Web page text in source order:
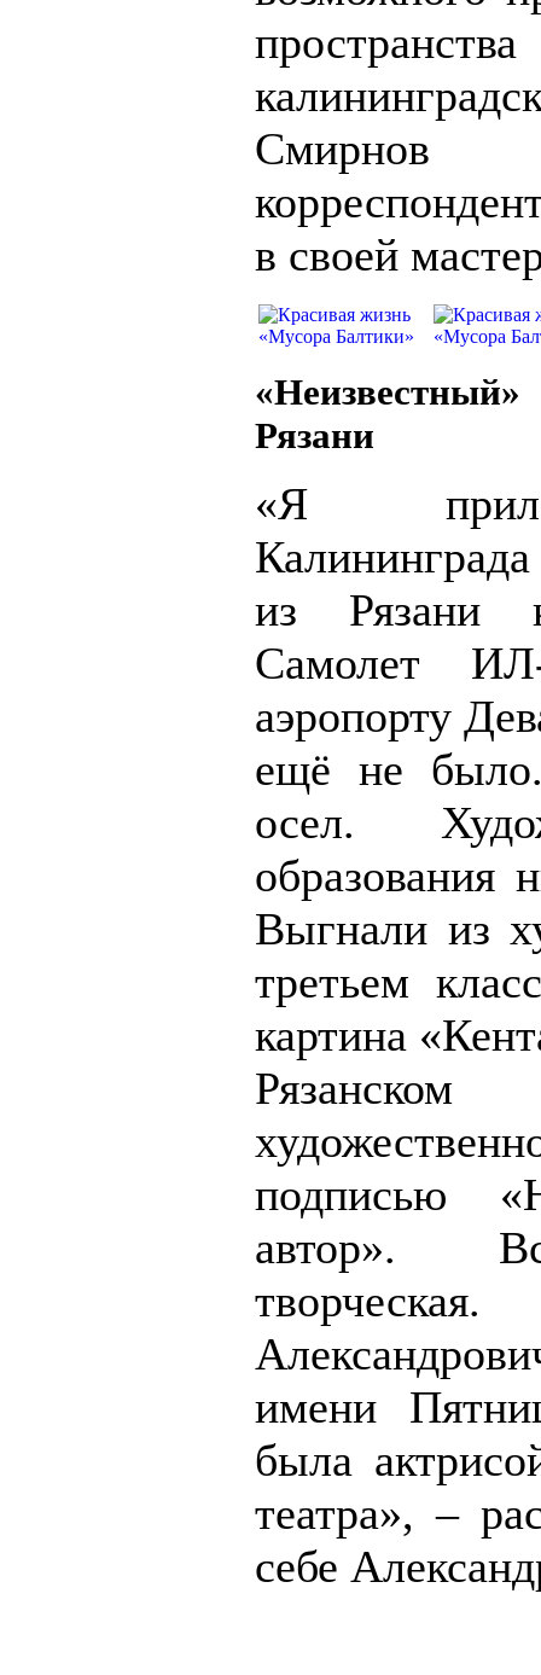
пространства
Смирнов
в своей
Рязани
«Я
из Рязани
Самолет
аэропорту
ещё не
осел.
образования
Выгнали из
третьем
картина
Рязанском
подписью
автор».
имени
была
театра», –
себе